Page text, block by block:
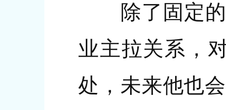
除了固定的“
业主拉关系，
处，未来他也